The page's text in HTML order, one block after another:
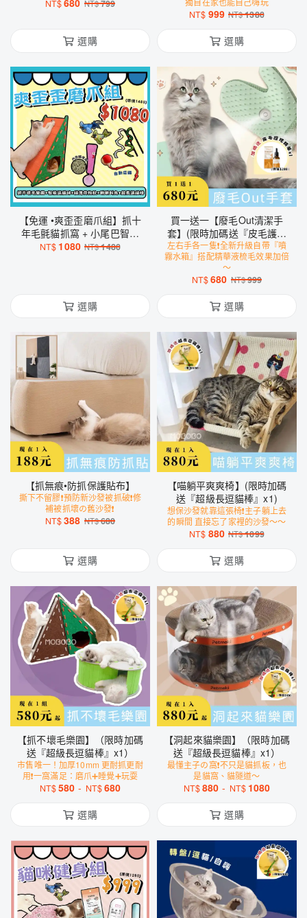
NT$ NT$799
選購
NT$ 999 NT$1380
選購
【免運 •爽歪歪磨爪組】抓十
年毛氈貓抓窩 + 小尾巴智能
逗貓球 + 貓薄荷抱枕 + 超級
NT$ 1080 NT$1480
選購
買一送一【廢毛Out清潔手
套】(限時加碼送『皮毛護理
精華』x1）
左右手各一隻❗️全新升級自帶『噴
霧水箱』搭配精華液梳毛效果加倍
～
NT$680 NT$999
選購
【抓無痕•防抓保護貼布】
撕下不留膠❗️預防新沙發被抓破❗️修
補被抓壞の舊沙發❗️
NT$388 NT$680
選購
【喵躺平爽爽椅】(限時加碼
送『超級長逗貓棒』x1)
想保沙發就靠這張椅❗️主子躺上去
的瞬間 直接忘了家裡的沙發～～
NT$ 880 NT$1099
選購
【抓不壞毛樂園】（限時加碼
送『超級長逗貓棒』x1）
市售唯一！加厚10mm 更耐抓更耐
用❗️一窩滿足：磨爪➕睡覺➕玩耍
NT$580 - NT$680
選購
【洞起來貓樂園】（限時加碼
送『超級長逗貓棒』x1）
最懂主子の窩❗️不只是貓抓板，也
是貓窩、貓隧道～
NT$880 - NT$ 1080
選購